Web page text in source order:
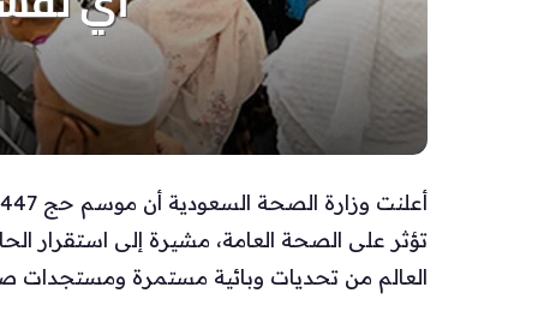
تؤثر على الصحة العامة، مشيرة إلى استقرار
العالم من تحديات وبائية مستمرة ومستجدات